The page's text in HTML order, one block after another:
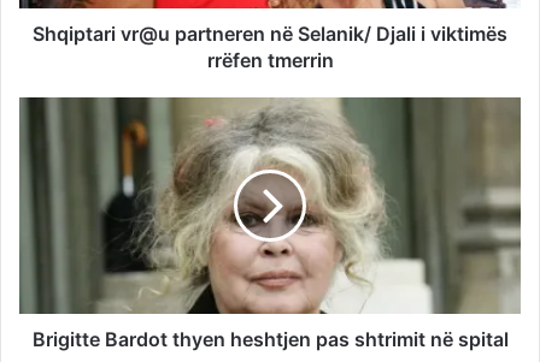
Shqiptari vr@u partneren në Selanik/ Djali i viktimës
rrëfen tmerrin
Brigitte Bardot thyen heshtjen pas shtrimit në spital